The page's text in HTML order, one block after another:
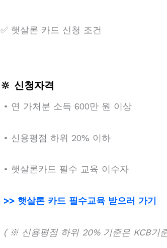
✅ 햇살론 카드 신청 조건
🔆 신청자격
• 연 가처분 소득 600만 원 이상
• 신용평점 하위 20% 이하
• 햇살론카드 필수 교육 이수자
>> 햇살론 카드 필수교육 받으러 가기
( ※ 신용평점 하위 20% 기준은 KCB기